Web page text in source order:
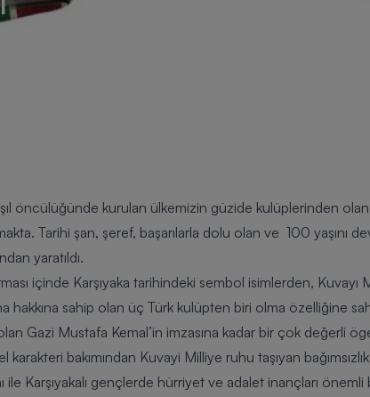
Işıl öncülüğünde kurulan ülkemizin güzide kulüplerinden olan
Tarihi şan, şeref, başarılarla dolu olan ve 100 yaşını
yaratıldı.
içinde Karşıyaka tarihindeki sembol isimlerden,
hakkına sahip olan üç Türk kulüpten biri olma özelliğine
Gazi Mustafa Kemal’in imzasına kadar bir çok değerli
karakteri bakımından Kuvayi Milliye ruhu taşıyan
ile Karşıyakalı gençlerde hürriyet ve adalet inançları